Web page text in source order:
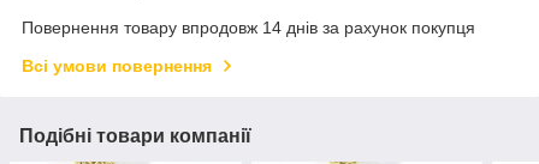
Повернення товару впродовж 14 днів за рахунок покупця
Всі умови повернення
Подібні товари компанії